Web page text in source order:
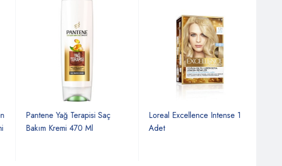
Pantene Yağ Terapisi Saç
Bakım Kremi 470 Ml
Loreal Excellence Intense 1
Adet